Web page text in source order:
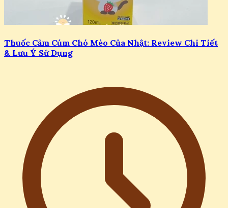
Thuốc Cảm Cúm Chó Mèo Của Nhật: Review Chi Tiết
& Lưu Ý Sử Dụng